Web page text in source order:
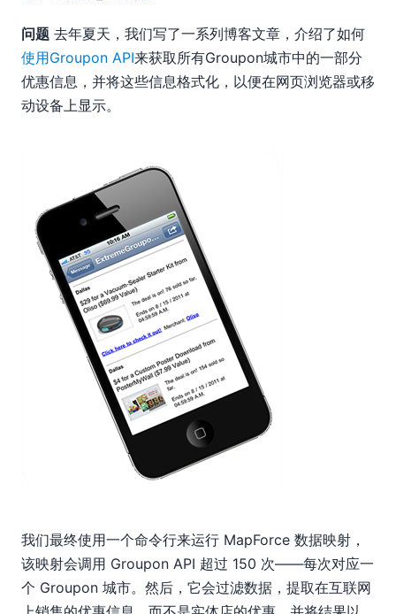
问题 去年夏天，我们写了一系列博客文章，介绍了如何
使用Groupon API来获取所有Groupon城市中的一部分
优惠信息，并将这些信息格式化，以便在网页浏览器或移
动设备上显示。
我们最终使用一个命令行来运行 MapForce 数据映射，
该映射会调用 Groupon API 超过 150 次——每次对应一
个 Groupon 城市。然后，它会过滤数据，提取在互联网